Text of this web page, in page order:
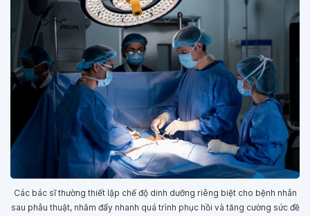
Các bác sĩ thường thiết lập chế độ dinh dưỡng riêng biệt cho bệnh nhân
sau phẫu thuật, nhằm đẩy nhanh quá trình phục hồi và tăng cường sức đề